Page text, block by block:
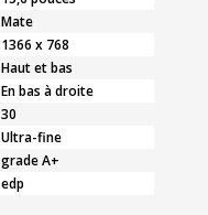
Mate
1366 x 768
Haut et bas
En bas à droite
30
Ultra-fine
grade A+
edp